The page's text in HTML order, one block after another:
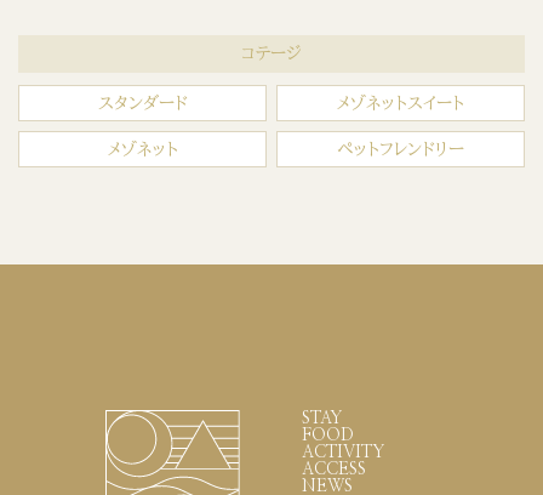
コテージ
スタンダード メゾネットスイート
メゾネット ペットフレンドリー
STAY
FOOD
ACTIVITY
ACCESS
NEWS